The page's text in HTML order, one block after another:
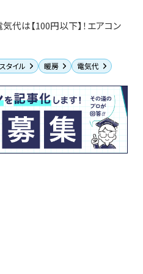
代は【100円以下】！エアコン
タイル 暖房 電気代